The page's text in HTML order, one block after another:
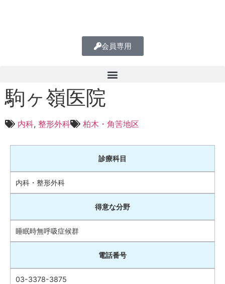
会員専用
駒ヶ嶺医院
内科, 整形外科 柏木・角筈地区
診療科目
内科・整形外科
得意な分野
睡眠時無呼吸症候群
電話番号
03-3378-3875